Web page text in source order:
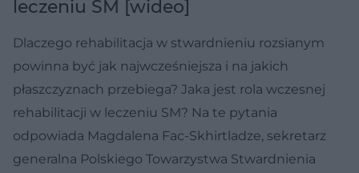
leczeniu SM [wideo]
Dlaczego rehabilitacja w stwardnieniu rozsianym
powinna być jak najwcześniejsza i na jakich
płaszczyznach przebiega? Jaka jest rola wczesnej
rehabilitacji w leczeniu SM? Na te pytania
odpowiada Magdalena Fac-Skhirtladze, sekretarz
generalna Polskiego Towarzystwa Stwardnienia